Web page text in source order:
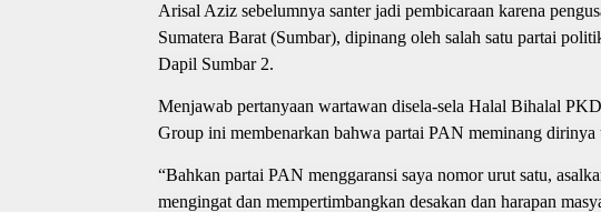
Arisal Aziz sebelumnya santer jadi pembicaraan karena
Sumatera Barat (Sumbar), dipinang oleh salah satu partai
Dapil Sumbar 2.
Menjawab pertanyaan wartawan disela-sela Halal Bihalal
Group ini membenarkan bahwa partai PAN meminang
“Bahkan partai PAN menggaransi saya nomor urut satu,
mengingat dan mempertimbangkan desakan dan harapan